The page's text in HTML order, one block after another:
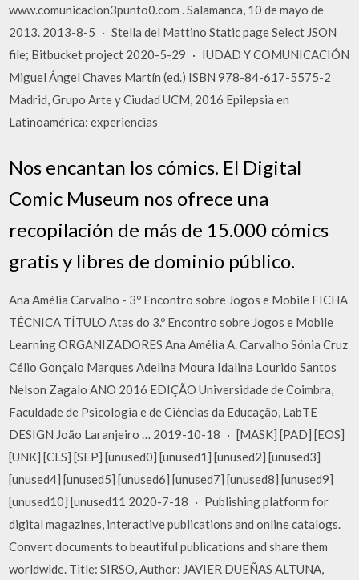
www.comunicacion3punto0.com . Salamanca, 10 de mayo de
2013. 2013-8-5 · Stella del Mattino Static page Select JSON
file; Bitbucket project 2020-5-29 · IUDAD Y COMUNICACIÓN
Miguel Ángel Chaves Martín (ed.) ISBN 978-84-617-5575-2
Madrid, Grupo Arte y Ciudad UCM, 2016 Epilepsia en
Latinoamérica: experiencias
Nos encantan los cómics. El Digital
Comic Museum nos ofrece una
recopilación de más de 15.000 cómics
gratis y libres de dominio público.
Ana Amélia Carvalho - 3º Encontro sobre Jogos e Mobile FICHA
TÉCNICA TÍTULO Atas do 3.º Encontro sobre Jogos e Mobile
Learning ORGANIZADORES Ana Amélia A. Carvalho Sónia Cruz
Célio Gonçalo Marques Adelina Moura Idalina Lourido Santos
Nelson Zagalo ANO 2016 EDIÇÃO Universidade de Coimbra,
Faculdade de Psicologia e de Ciências da Educação, LabTE
DESIGN João Laranjeiro … 2019-10-18 · [MASK] [PAD] [EOS]
[UNK] [CLS] [SEP] [unused0] [unused1] [unused2] [unused3]
[unused4] [unused5] [unused6] [unused7] [unused8] [unused9]
[unused10] [unused11 2020-7-18 · Publishing platform for
digital magazines, interactive publications and online catalogs.
Convert documents to beautiful publications and share them
worldwide. Title: SIRSO, Author: JAVIER DUEÑAS ALTUNA,